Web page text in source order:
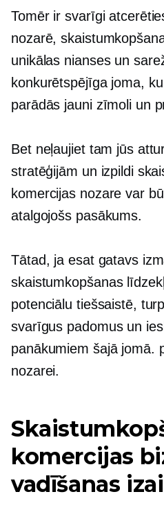
Tomēr ir svarīgi
nozarē,
unikālas nianses un
konkurētspējīga joma,
parādās jauni zīmoli un
Bet neļaujiet tam jūs
stratēģijām un izpildi
komercijas nozare var
atalgojošs pasākums.
Tātad, ja esat gatavs
skaistumkopšanas
potenciālu tiešsaistē,
svarīgus padomus un
panākumiem šajā jomā.
nozarei.
komercijas
vadīšanas